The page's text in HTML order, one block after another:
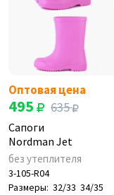
Оптовая цена
495 635
Сапоги
Nordman Jet
без утеплителя
3-105-R04
Размеры: 32/33 34/35